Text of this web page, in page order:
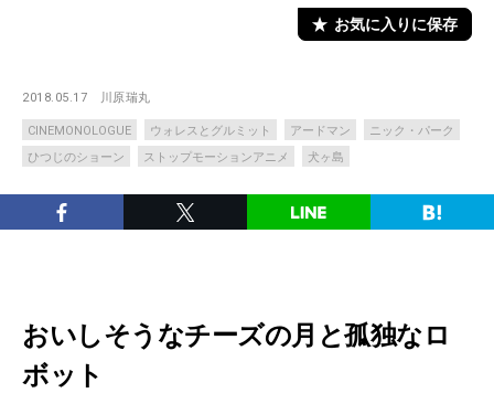
お気に入りに保存
2018.05.17 川原瑞丸
CINEMONOLOGUE ウォレスとグルミット アードマン
ニック・パーク
ひつじのショーン
ストップモーションアニメ 犬ヶ島
おいしそうなチーズの月と孤独なロ
ボット